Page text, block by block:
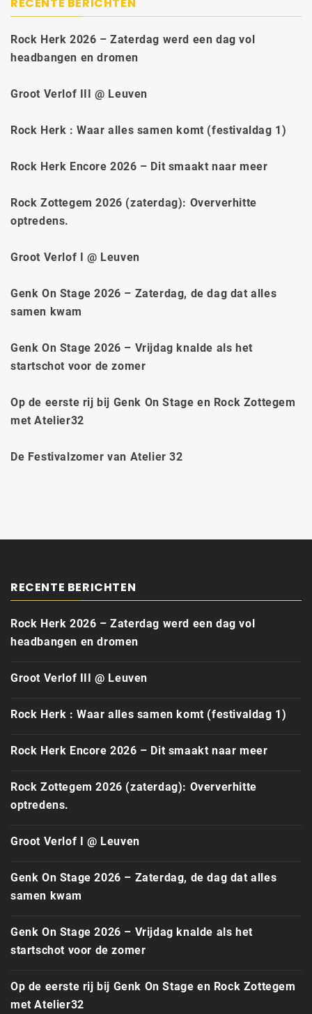
RECENTE BERICHTEN
Rock Herk 2026 – Zaterdag werd een dag vol
headbangen en dromen
Groot Verlof III @ Leuven
Rock Herk : Waar alles samen komt (festivaldag 1)
Rock Herk Encore 2026 – Dit smaakt naar meer
Rock Zottegem 2026 (zaterdag): Oververhitte
optredens.
Groot Verlof I @ Leuven
Genk On Stage 2026 – Zaterdag, de dag dat alles
samen kwam
Genk On Stage 2026 – Vrijdag knalde als het
startschot voor de zomer
Op de eerste rij bij Genk On Stage en Rock Zottegem
met Atelier32
De Festivalzomer van Atelier 32
RECENTE BERICHTEN
Rock Herk 2026 – Zaterdag werd een dag vol
headbangen en dromen
Groot Verlof III @ Leuven
Rock Herk : Waar alles samen komt (festivaldag 1)
Rock Herk Encore 2026 – Dit smaakt naar meer
Rock Zottegem 2026 (zaterdag): Oververhitte
optredens.
Groot Verlof I @ Leuven
Genk On Stage 2026 – Zaterdag, de dag dat alles
samen kwam
Genk On Stage 2026 – Vrijdag knalde als het
startschot voor de zomer
Op de eerste rij bij Genk On Stage en Rock Zottegem
met Atelier32